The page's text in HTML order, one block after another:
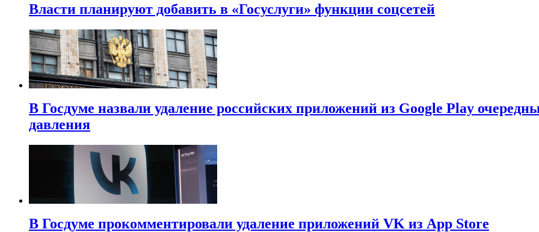
Власти планируют добавить в «Госуслуги» функции соцсетей
В Госдуме назвали удаление российских приложений из Google Play
давления
В Госдуме прокомментировали удаление приложений VK из App Store